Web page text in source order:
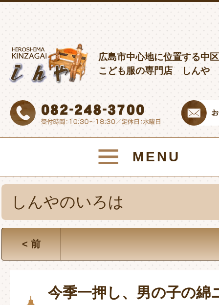
広島市中心地に位置する中
こども服の専門店 しんや
MENU
しんやのいろは
< 前
今季一押し、男の子の綿